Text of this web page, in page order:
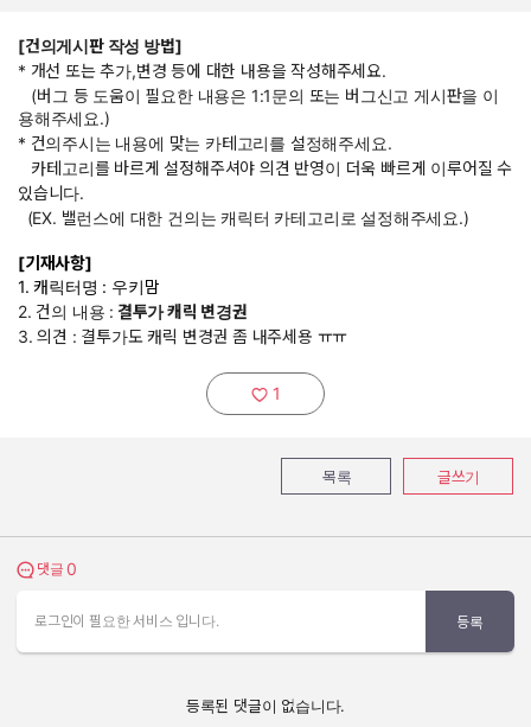
[건의게시판 작성 방법]
* 개선 또는 추가,변경 등에 대한 내용을 작성해주세요.
(버그 등 도움이 필요한 내용은 1:1문의 또는 버그신고 게시판을 이
용해주세요.)
* 건의주시는 내용에 맞는 카테고리를 설정해주세요.
카테고리를 바르게 설정해주셔야 의견 반영이 더욱 빠르게 이루어질 수
있습니다.
(EX. 밸런스에 대한 건의는 캐릭터 카테고리로 설정해주세요.)
[기재사항]
1. 캐릭터명 : 우키맘
2. 건의 내용 : 결투가 캐릭 변경권
3. 의견 : 결투가도 캐릭 변경권 좀 내주세용 ㅠㅠ
추천하기:
1
목록 글쓰기
댓글 보기
댓글 0
로그인이 필요한 서비스 입니다. 등록
등록된 댓글이 없습니다.